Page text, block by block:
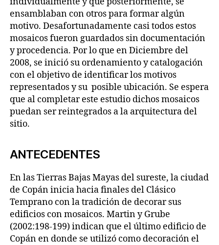
ensamblaban con otros para formar algún
motivo. Desafortunadamente casi todos estos
mosaicos fueron guardados sin documentación
y procedencia. Por lo que en Diciembre del
2008, se inició su ordenamiento y catalogación
con el objetivo de identificar los motivos
representados y su posible ubicación. Se espera
que al completar este estudio dichos mosaicos
puedan ser reintegrados a la arquitectura del
sitio.
ANTECEDENTES
En las Tierras Bajas Mayas del sureste, la ciudad
de Copán inicia hacia finales del Clásico
Temprano con la tradición de decorar sus
edificios con mosaicos. Martin y Grube
(2002:198-199) indican que el último edificio de
Copán en donde se utilizó como decoración el